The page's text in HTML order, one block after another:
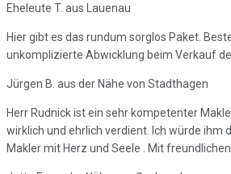
Eheleute T. aus Lauenau
Hier gibt es das rundum sorglos Paket.
unkomplizierte Abwicklung beim Verkauf
Jürgen B. aus der Nähe von Stadthagen
Herr Rudnick ist ein sehr kompetenter
wirklich und ehrlich verdient. Ich würde ihm
Makler mit Herz und Seele . Mit